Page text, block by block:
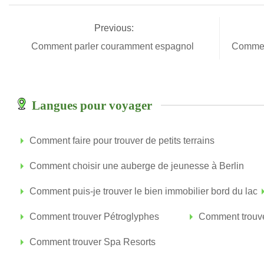
Previous:
Comment parler couramment espagnol
Langues pour voyager
Comment faire pour trouver de petits terrains
Comment choisir une auberge de jeunesse à Berlin
Comment puis-je trouver le bien immobilier bord du lac
Comment trouver Pétroglyphes Comment
Comment trouver Spa Resorts